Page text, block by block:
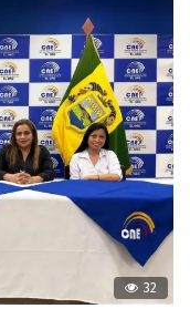
32